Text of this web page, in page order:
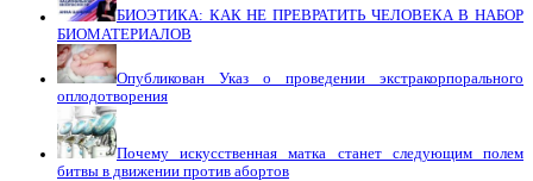
БИОЭТИКА: КАК НЕ ПРЕВРАТИТЬ ЧЕЛОВЕКА В НАБОР
БИОМАТЕРИАЛОВ
Опубликован Указ о проведении экстракорпорального
оплодотворения
Почему искусственная матка станет следующим полем
битвы в движении против абортов